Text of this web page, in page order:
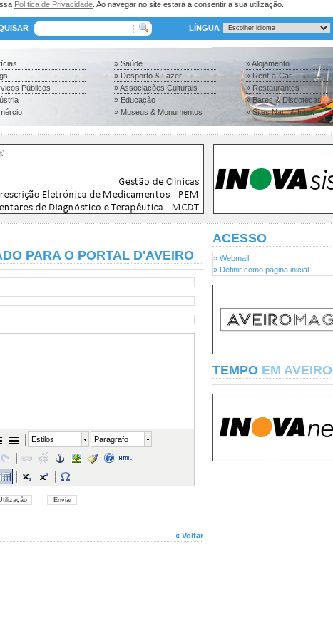
Política de Privacidade . Ao navegar no site estará a consentir a sua utilização.
LÍNGUA
Públicos
» Saúde
» Desporto & Lazer
» Associações Culturais
» Educação
» Museus & Monumentos
» Alojamento
» Rent-a-Car
» Restaurantes
» Bares & Discotecas
» Sites Nac. & Inter.
PARA O PORTAL D'AVEIRO
Estilos Paragrafo
« Voltar
ACESSO
» Webmail
» Definir como página inicial
TEMPO EM AVEIRO